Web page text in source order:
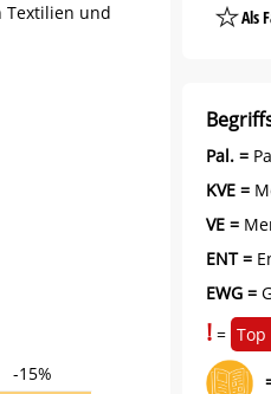
Textilien und
-15%
Als
Pal. =
KVE =
VE =
ENT =
EWG =
! = Top